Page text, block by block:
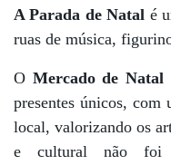
A Parada de Natal é
ruas de música,
O Mercado de Natal
presentes únicos, com
local, valorizando os
e cultural não foi